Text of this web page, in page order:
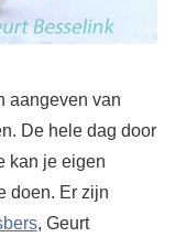
aangeven van
De hele dag door
kan je eigen
doen. Er zijn
, Geurt